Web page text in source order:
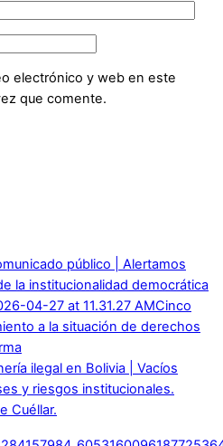
electrónico y web en este
que comente.
público | Alertamos
la institucionalidad democrática
Cinco
a la situación de derechos
ilegal en Bolivia | Vacíos
y riesgos institucionales.
Cuéllar.